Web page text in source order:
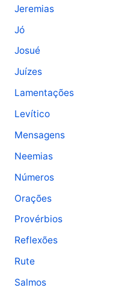
Jeremias
Jó
Josué
Juízes
Lamentações
Levítico
Mensagens
Neemias
Números
Orações
Provérbios
Reflexões
Rute
Salmos